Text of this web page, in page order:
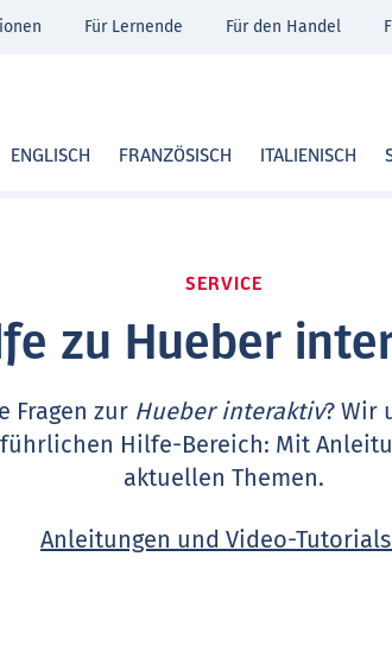
ENGLISCH FRANZÖSISCH ITALIENISCH
Für Lernende Für den Handel
SERVICE
zu Hueber
Fragen zur Hueber interaktiv? Wir
Hilfe-Bereich: Mit
aktuellen Themen.
Anleitungen und Video-Tutorials